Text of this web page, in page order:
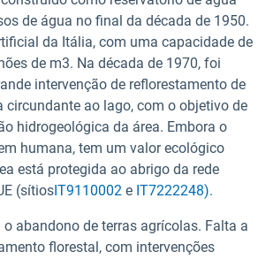
de água no final da década de 1950.
da Itália, com uma capacidade de
de m3. Na década de 1970, foi
intervenção de reflorestamento de
circundante ao lago, com o objetivo de
hidrogeológica da área. Embora o
humana, tem um valor ecológico
está protegida ao abrigo da rede
(sítiosIT9110002 e IT7222248).
abandono de terras agrícolas. Falta a
florestal, com intervenções